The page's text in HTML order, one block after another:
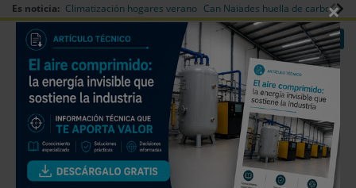
Es noticia: Climatización hogares verano Can Naiades huella de carbono
Redes Sociales Es noticia Login empresas Registro
La Semana Internacional de la
×